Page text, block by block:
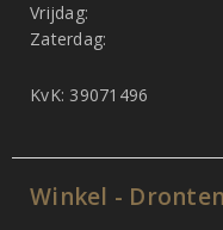
Vrijdag:
Zaterdag:
KvK: 39071496
Winkel - Dronten